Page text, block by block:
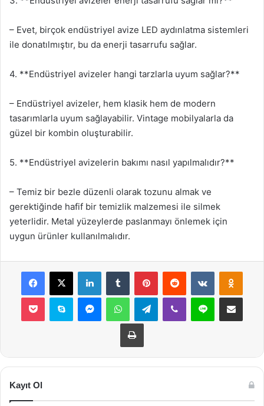
– Evet, birçok endüstriyel avize LED aydınlatma sistemleri
ile donatılmıştır, bu da enerji tasarrufu sağlar.
4. **Endüstriyel avizeler hangi tarzlarla uyum sağlar?**
– Endüstriyel avizeler, hem klasik hem de modern
tasarımlarla uyum sağlayabilir. Vintage mobilyalarla da
güzel bir kombin oluşturabilir.
5. **Endüstriyel avizelerin bakımı nasıl yapılmalıdır?**
– Temiz bir bezle düzenli olarak tozunu almak ve
gerektiğinde hafif bir temizlik malzemesi ile silmek
yeterlidir. Metal yüzeylerde paslanmayı önlemek için
uygun ürünler kullanılmalıdır.
Facebook
X LinkedInTumblr PinterestReddit VKontakte
Pocket Skype MessengerWhatsAppTelegramViber Line E-Posta ile
Yazdır
Kayıt Ol